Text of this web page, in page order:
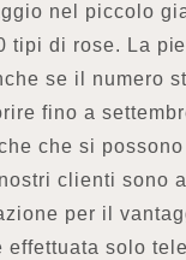
nel piccolo
tipi di rose. La
se il numero
fino a
che si
clienti sono
per il
effettuata solo